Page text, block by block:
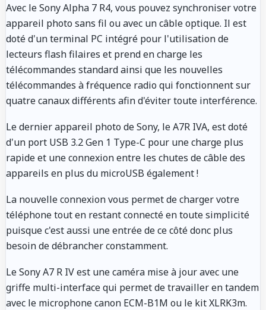
Avec le Sony Alpha 7 R4, vous pouvez synchroniser votre
appareil photo sans fil ou avec un câble optique. Il est
doté d'un terminal PC intégré pour l'utilisation de
lecteurs flash filaires et prend en charge les
télécommandes standard ainsi que les nouvelles
télécommandes à fréquence radio qui fonctionnent sur
quatre canaux différents afin d'éviter toute interférence.
Le dernier appareil photo de Sony, le A7R IVA, est doté
d'un port USB 3.2 Gen 1 Type-C pour une charge plus
rapide et une connexion entre les chutes de câble des
appareils en plus du microUSB également !
La nouvelle connexion vous permet de charger votre
téléphone tout en restant connecté en toute simplicité
puisque c'est aussi une entrée de ce côté donc plus
besoin de débrancher constamment.
Le Sony A7 R IV est une caméra mise à jour avec une
griffe multi-interface qui permet de travailler en tandem
avec le microphone canon ECM-B1M ou le kit XLRK3m.